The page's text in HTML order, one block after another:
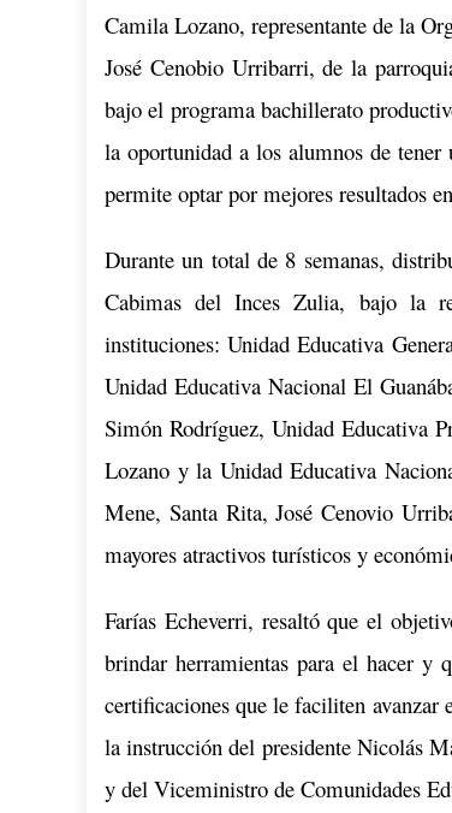
Camila Lozano, representante de la
José Cenobio Urribarri, de la
bajo el programa bachillerato
la oportunidad a los alumnos de
permite optar por mejores resultados
Durante un total de 8 semanas,
Cabimas del Inces Zulia, bajo la
instituciones: Unidad Educativa
Unidad Educativa Nacional El
Simón Rodríguez, Unidad Educativa
Lozano y la Unidad Educativa
Mene, Santa Rita, José Cenovio
mayores atractivos turísticos y
Farías Echeverri, resaltó que el
brindar herramientas para el hacer y
certificaciones que le faciliten
la instrucción del presidente Nicolás
y del Viceministro de Comunidades